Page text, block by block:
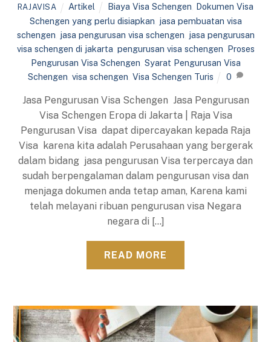
RAJAVISA Artikel Biaya Visa Schengen Dokumen Visa
Schengen yang perlu disiapkan jasa pembuatan visa
schengen jasa pengurusan visa schengen jasa pengurusan
visa schengen di jakarta pengurusan visa schengen Proses
Pengurusan Visa Schengen Syarat Pengurusan Visa
Schengen visa schengen Visa Schengen Turis 0
Jasa Pengurusan Visa Schengen Jasa Pengurusan
Visa Schengen Eropa di Jakarta | Raja Visa
Pengurusan Visa dapat dipercayakan kepada Raja
Visa karena kita adalah Perusahaan yang bergerak
dalam bidang jasa pengurusan Visa terpercaya dan
sudah berpengalaman dalam pengurusan visa dan
menjaga dokumen anda tetap aman, Karena kami
telah melayani ribuan pengurusan visa Negara
negara di […]
READ MORE